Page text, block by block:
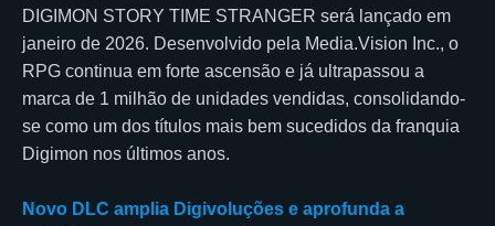
DIGIMON STORY TIME STRANGER será lançado em
janeiro de 2026. Desenvolvido pela Media.Vision Inc., o
RPG continua em forte ascensão e já ultrapassou a
marca de 1 milhão de unidades vendidas, consolidando-
se como um dos títulos mais bem sucedidos da franquia
Digimon nos últimos anos.
Novo DLC amplia Digivoluções e aprofunda a